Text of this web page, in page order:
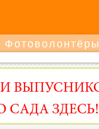
Фотоволонтёры